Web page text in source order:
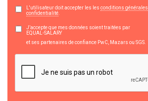
L'utilisateur doit accepter les les conditions générales
confidentialité
J’accepte que mes données soient traitées par
EQUAL-SALARY
et ses partenaires de confiance PwC, Mazars ou SGS.